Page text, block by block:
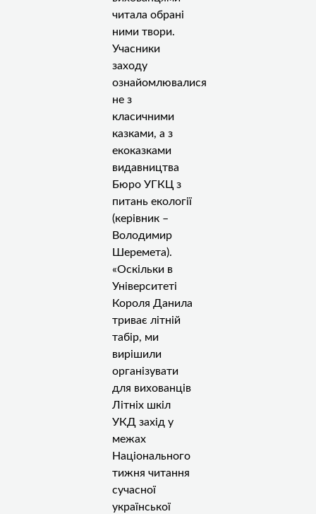
читала обрані
ними твори.
Учасники
заходу
ознайомлювалися
не з
класичними
казками, а з
екоказками
видавництва
Бюро УГКЦ з
питань екології
(керівник –
Володимир
Шеремета).
«Оскільки в
Університеті
Короля Данила
триває літній
табір, ми
вирішили
організувати
для вихованців
Літніх шкіл
УКД захід у
межах
Національного
тижня читання
сучасної
української